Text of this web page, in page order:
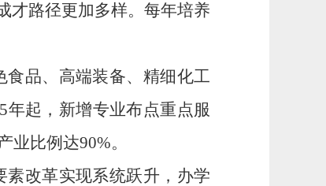
才路径更加多样。 每年培养
品、高端装备、精细化工
年起，新增专业布点重点服
业比例达90%。
素改革实现系统跃升， 办学